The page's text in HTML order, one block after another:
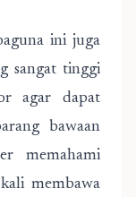
ini juga
sangat tinggi
agar dapat
bawaan
memahami
membawa